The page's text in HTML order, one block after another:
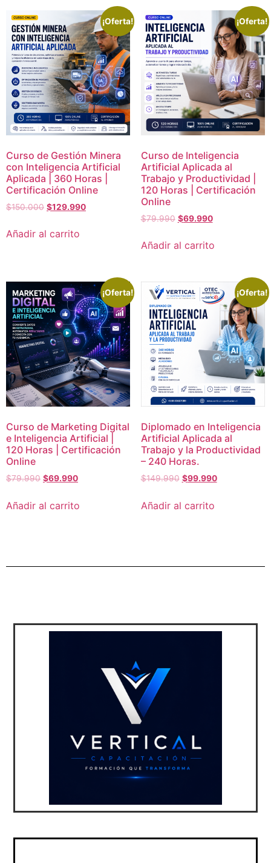
¡Oferta!
Curso de Gestión Minera
con Inteligencia Artificial
Aplicada | 360 Horas |
Certificación Online
$150.000 $129.990
Añadir al carrito
¡Oferta!
Curso de Inteligencia
Artificial Aplicada al
Trabajo y Productividad |
120 Horas | Certificación
Online
$79.990 $69.990
Añadir al carrito
¡Oferta!
Curso de Marketing Digital
e Inteligencia Artificial |
120 Horas | Certificación
Online
$79.990 $69.990
Añadir al carrito
¡Oferta!
Diplomado en Inteligencia
Artificial Aplicada al
Trabajo y la Productividad
– 240 Horas.
$149.990 $99.990
Añadir al carrito